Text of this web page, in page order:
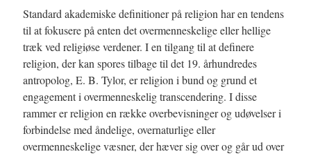
Standard akademiske definitioner på religion har en tendens
til at fokusere på enten det overmenneskelige eller hellige
træk ved religiøse verdener. I en tilgang til at definere
religion, der kan spores tilbage til det 19. århundredes
antropolog, E. B. Tylor, er religion i bund og grund et
engagement i overmenneskelig transcendering. I disse
rammer er religion en række overbevisninger og udøvelser i
forbindelse med åndelige, overnaturlige eller
overmenneskelige væsner, der hæver sig over og går ud over